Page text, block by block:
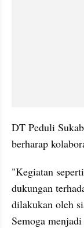
DT Peduli
berharap
"Kegiatan
dukungan
dilakukan oleh
Semoga